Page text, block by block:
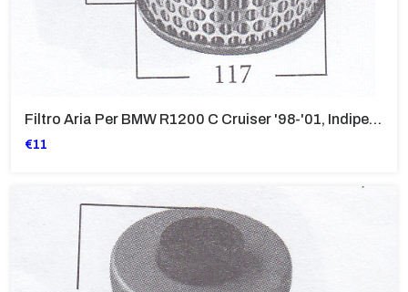
Filtro Aria Per BMW R1200 C Cruiser '98-'01, Indipendant
€11